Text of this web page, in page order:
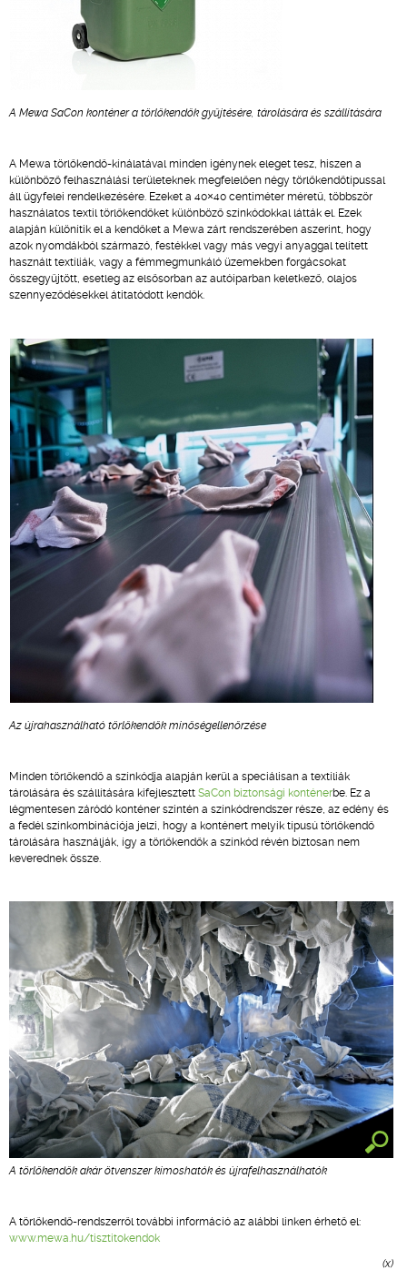
A Mewa SaCon konténer a törlőkendők gyűjtésére, tárolására és szállítására
A Mewa törlőkendő-kínálatával minden igénynek eleget tesz, hiszen a
különböző felhasználási területeknek megfelelően négy törlőkendőtípussal
áll ügyfelei rendelkezésére. Ezeket a 40×40 centiméter méretű, többször
használatos textil törlőkendőket különböző színkódokkal látták el. Ezek
alapján különítik el a kendőket a Mewa zárt rendszerében aszerint, hogy
azok nyomdákból származó, festékkel vagy más vegyi anyaggal telített
használt textíliák, vagy a fémmegmunkáló üzemekben forgácsokat
összegyűjtött, esetleg az elsősorban az autóiparban keletkező, olajos
szennyeződésekkel átitatódott kendők.
Az újrahasználható törlőkendők minőségellenőrzése
Minden törlőkendő a színkódja alapján kerül a speciálisan a textíliák
tárolására és szállítására kifejlesztett SaCon biztonsági konténerbe. Ez a
légmentesen záródó konténer szintén a színkódrendszer része, az edény és
a fedél színkombinációja jelzi, hogy a konténert melyik típusú törlőkendő
tárolására használják, így a törlőkendők a színkód révén biztosan nem
keverednek össze.
A törlőkendők akár ötvenszer kimoshatók és újrafelhasználhatók
A törlőkendő-rendszerről további információ az alábbi linken érhető el:
www.mewa.hu/tisztitokendok
(x)